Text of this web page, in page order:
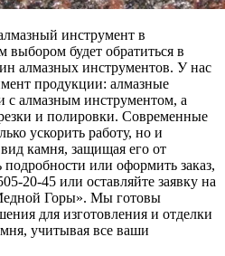
инструмент в
будет обратиться в
алмазных инструментов. У нас
продукции: алмазные
с алмазным инструментом, а
и полировки. Современные
ускорить работу, но и
камня, защищая его от
или оформить заказ,
20-45 или оставляйте заявку на
Горы». Мы готовы
для изготовления и отделки
учитывая все ваши